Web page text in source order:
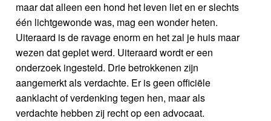
maar dat alleen een hond het leven liet en er slechts
één lichtgewonde was, mag een wonder heten.
Uiteraard is de ravage enorm en het zal je huis maar
wezen dat geplet werd. Uiteraard wordt er een
onderzoek ingesteld. Drie betrokkenen zijn
aangemerkt als verdachte. Er is geen officiële
aanklacht of verdenking tegen hen, maar als
verdachte hebben zij recht op een advocaat.